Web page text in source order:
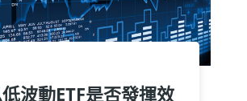
波動ETF是否發揮效